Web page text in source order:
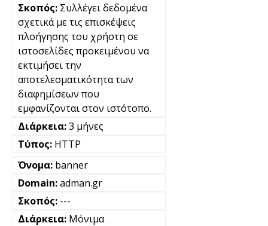
Συλλέγει δεδομένα
σχετικά με τις επισκέψεις
πλοήγησης του χρήστη σε
ιστοσελίδες προκειμένου να
εκτιμήσει την
αποτελεσματικότητα των
διαφημίσεων που
εμφανίζονται στον ιστότοπο.
3 μήνες
HTTP
banner
adman.gr
---
Μόνιμα